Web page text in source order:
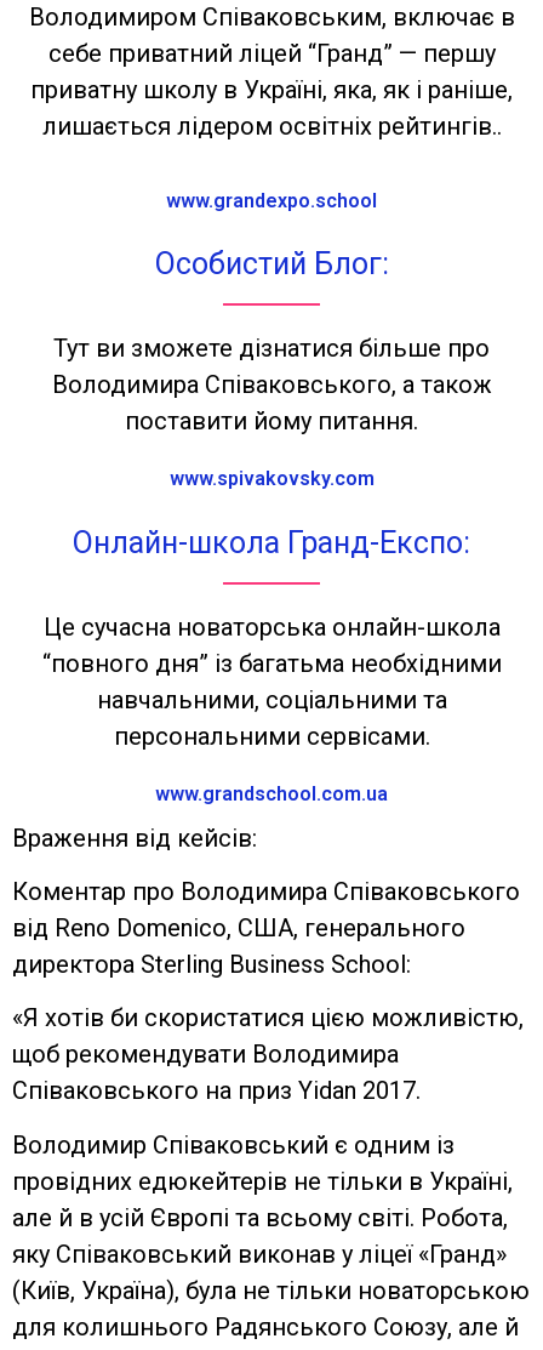
Володимиром Співаковським, включає в
себе приватний ліцей “Гранд” — першу
приватну школу в Україні, яка, як і раніше,
лишається лідером освітніх рейтингів..
www.grandexpo.school
Особистий Блог:
Тут ви зможете дізнатися більше про
Володимира Співаковського, а також
поставити йому питання.
www.spivakovsky.com
Онлайн-школа Гранд-Експо:
Це сучасна новаторська онлайн-школа
“повного дня” із багатьма необхідними
навчальними, соціальними та
персональними сервісами.
www.grandschool.com.ua
Враження від кейсів:
Коментар про Володимира Співаковського
від Reno Domenico, США, генерального
директора Sterling Business School:
«Я хотів би скористатися цією можливістю,
щоб рекомендувати Володимира
Співаковського на приз Yidan 2017.
Володимир Співаковський є одним із
провідних едюкейтерів не тільки в Україні,
але й в усій Європі та всьому світі. Робота,
яку Співаковський виконав у ліцеї «Гранд»
(Київ, Україна), була не тільки новаторською
для колишнього Радянського Союзу, але й